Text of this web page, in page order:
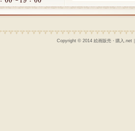
Copyright © 2014 絵画販売・購入.net